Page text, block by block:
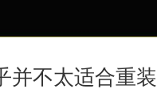
并不太适合重